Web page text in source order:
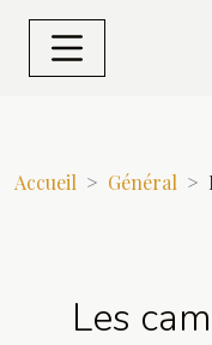
Accueil Général
Les